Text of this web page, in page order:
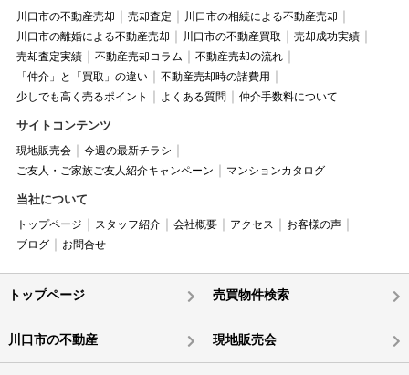
川口市の不動産売却 売却査定
川口市の相続による不動産売却
川口市の離婚による不動産売却
川口市の不動産買取
売却成功実績
売却査定実績
不動産売却コラム
不動産売却の流れ
「仲介」と「買取」の違い
不動産売却時の諸費用
少しでも高く売るポイント
よくある質問 仲介手数料について
サイトコンテンツ
現地販売会
今週の最新チラシ
ご友人・ご家族ご友人紹介キャンペーン
マンションカタログ
当社について
トップページ スタッフ紹介 会社概要 アクセス
お客様の声
ブログ
お問合せ
トップページ 売買物件検索
川口市の不動産 現地販売会